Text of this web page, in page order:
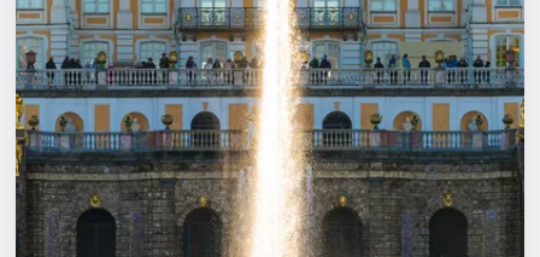
Города
Площадки
Артисты
Рейтинги